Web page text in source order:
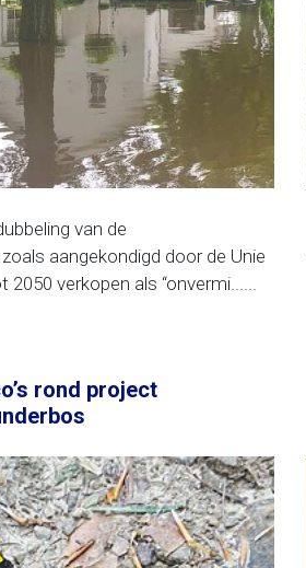
van de
aangekondigd door de Unie
verkopen als “onvermi......
rond project